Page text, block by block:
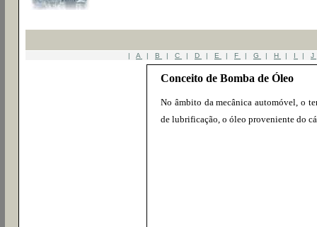
| A | B | C | D | E | F | G | H | I | J
Conceito de Bomba de Óleo
No âmbito da mecânica automóvel, o
de lubrificação, o óleo proveniente do